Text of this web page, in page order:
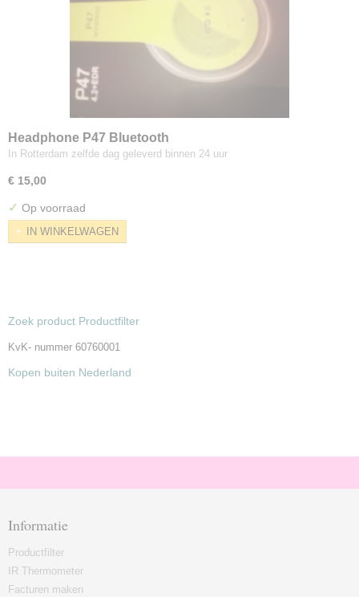
Headphone P47 Bluetooth
In Rotterdam zelfde dag geleverd binnen 24 uur
€ 15,00
✓ Op voorraad
IN WINKELWAGEN
Zoek product Productfilter
KvK- nummer 60760001
Kopen buiten Nederland
Informatie
Productfilter
IR Thermometer
Facturen maken